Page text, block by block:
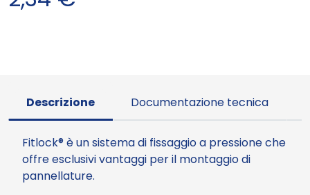
Descrizione Documentazione tecnica
Fitlock® è un sistema di fissaggio a pressione che
offre esclusivi vantaggi per il montaggio di
pannellature.